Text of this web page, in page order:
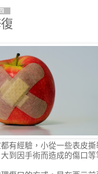
有經驗，小從一些表皮撕
到因手術而造成的傷口等